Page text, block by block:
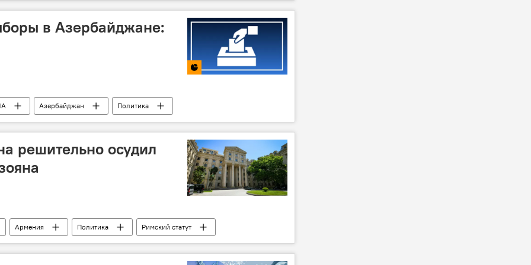
в Азербайджане:
Азербайджан
Политика
Алиев ЦИК АР
Фазиль Мустафа
решительно осудил
Армения Политика
Римский статут